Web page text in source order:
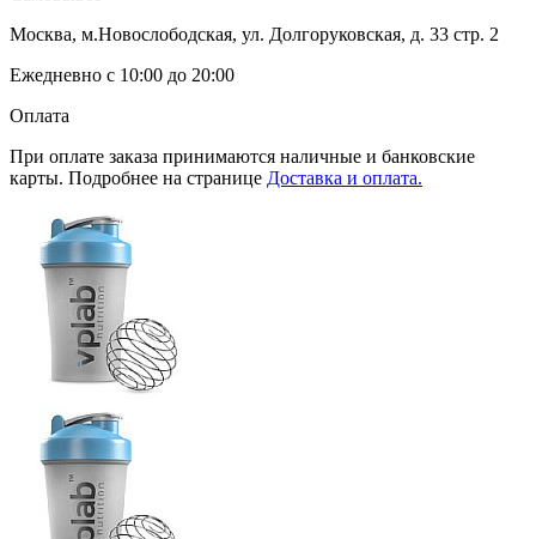
Москва, м.Новослободская, ул. Долгоруковская, д. 33 стр. 2
Ежедневно с 10:00 до 20:00
Оплата
При оплате заказа принимаются наличные и банковские
карты. Подробнее на странице Доставка и оплата.